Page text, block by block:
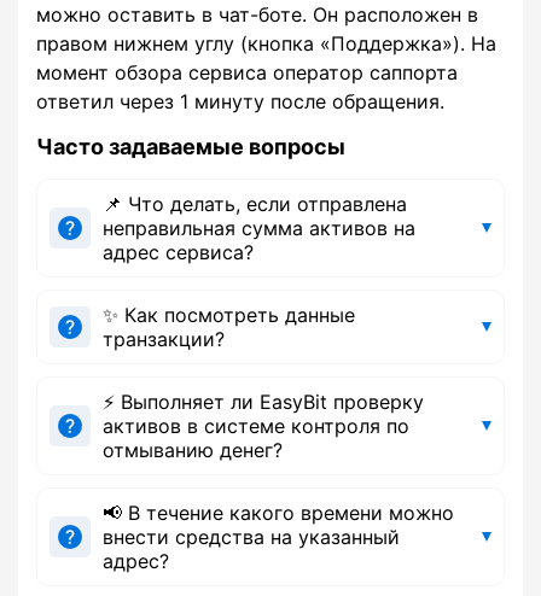
можно оставить в чат-боте. Он расположен в
правом нижнем углу (кнопка «Поддержка»). На
момент обзора сервиса оператор саппорта
ответил через 1 минуту после обращения.
Часто задаваемые вопросы
📌 Что делать, если отправлена
неправильная сумма активов на
адрес сервиса?
✨ Как посмотреть данные
транзакции?
⚡ Выполняет ли EasyBit проверку
активов в системе контроля по
отмыванию денег?
📢 В течение какого времени можно
внести средства на указанный
адрес?